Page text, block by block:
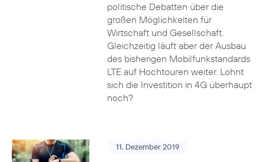
politische Debatten über die
großen Möglichkeiten für
Wirtschaft und Gesellschaft.
Gleichzeitig läuft aber der Ausbau
des bisherigen Mobilfunkstandards
LTE auf Hochtouren weiter. Lohnt
sich die Investition in 4G überhaupt
noch?
11. Dezember 2019